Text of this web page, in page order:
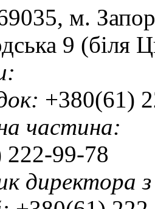
м.
9 (біля
+380(61)
частина:
222-99-78
директора